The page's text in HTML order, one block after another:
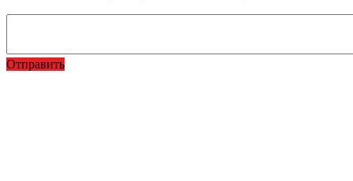
Отправить